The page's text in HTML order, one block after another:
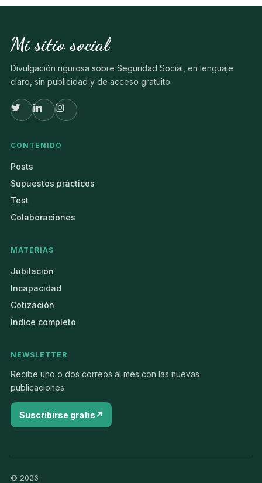
Mi sitio social
Divulgación rigurosa sobre Seguridad Social, en lenguaje
claro, sin publicidad y de acceso gratuito.
CONTENIDO
Posts
Supuestos prácticos
Test
Colaboraciones
MATERIAS
Jubilación
Incapacidad
Cotización
Índice completo
NEWSLETTER
Recibe uno o dos correos al mes con las nuevas
publicaciones.
Suscribirse gratis
© 2026